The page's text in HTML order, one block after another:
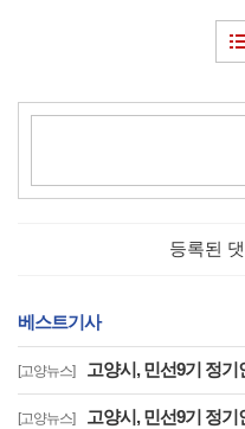
등록된
베스트기사
[고양뉴스] 고양시, 민선9기 정기인사
[고양뉴스] 고양시, 민선9기 정기인사